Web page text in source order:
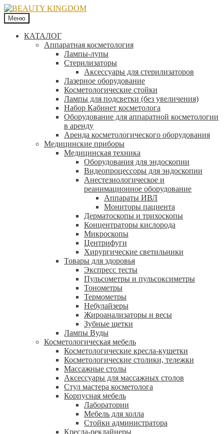
Меню
КАТАЛОГ
Аппаратная косметология
Лампы-лупы
Стерилизаторы
Аксессуары для стерилизаторов
Лазерное оборудование
Косметологические стойки
Лампы для подсветки (без увеличения)
Набор Кабинет косметолога
Оборудование для аппаратной косметологии
в аренду
Аренда косметологического оборудования
Медицинские приборы
Медицинская техника
Оборудования для эндоскопии
Видеопроцессоры для эндоскопии
Анестезиологическое и
реанимационное оборудование
Аппараты ИВЛ
Мониторы пациента
Дерматоскопы и трихоскопы
Концентраторы кислорода
Микроскопы
Центрифуги
Xирургические светильники
Товары для здоровья
Экспресс тесты
Пульсометры и пульсоксиметры
Тонометры
Термометры
Небулайзеры
Жироанализаторы и весы
Зубные щетки
Лампы Вуды
Косметологическая мебель
Косметологические кресла-кушетки
Косметологические столики, тележки
Массажные столы
Аксессуары для массажных столов
Стул мастера косметолога
Корпусная мебель
Лаборатории
Мебель для холла
Стойки администратора
Кресла-реклайнеры